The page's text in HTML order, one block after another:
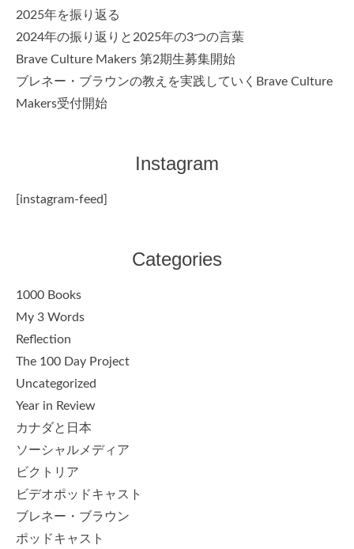
2025年を振り返る
2024年の振り返りと2025年の3つの言葉
Brave Culture Makers 第2期生募集開始
ブレネー・ブラウンの教えを実践していくBrave Culture
Makers受付開始
Instagram
[instagram-feed]
Categories
1000 Books
My 3 Words
Reflection
The 100 Day Project
Uncategorized
Year in Review
カナダと日本
ソーシャルメディア
ビクトリア
ビデオポッドキャスト
ブレネー・ブラウン
ポッドキャスト